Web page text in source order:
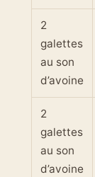
2
galettes
au son
d’avoine
2
galettes
au son
d’avoine